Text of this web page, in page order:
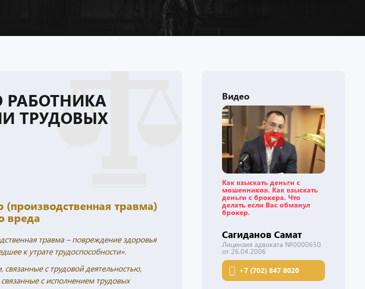
ТРУДОВЫХ
травма)
вреда
травма – повреждение здоровья
к утрате трудоспособности».
связанные с трудовой деятельностью,
с исполнением трудовых
Видео
Как взыскать деньги с
мошенников. Как взыскать
деньги с брокера. Что
делать если Вас обманул
брокер.
Сагиданов Самат
Лицензия адвоката №0000650
от 26.04.2006
+7 (702) 847 8020